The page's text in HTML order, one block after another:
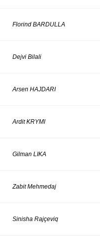
Florind BARDULLA
Dejvi Bilali
Arsen HAJDARI
Ardit KRYMI
Gilman LIKA
Zabit Mehmedaj
Sinisha Rajçeviq